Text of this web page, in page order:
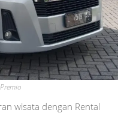
wisata dengan Rental